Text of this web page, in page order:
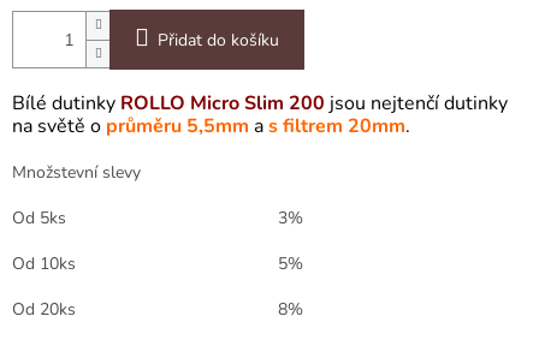
Přidat do košíku
Bílé dutinky ROLLO Micro Slim 200 jsou nejtenčí dutinky
na světě o průměru 5,5mm as filtrem 20mm.
Množstevní slevy
Od 5ks
3%
Od 10ks
5%
Od 20ks
8%